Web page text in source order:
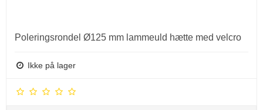
Poleringsrondel Ø125 mm lammeuld hætte med velcro
Ikke på lager